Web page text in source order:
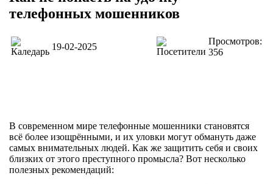
телефонных мошенников
19-02-2025
Просмотров:
356
В современном мире телефонные мошенники становятся
всё более изощрёнными, и их уловки могут обмануть даже
самых внимательных людей. Как же защитить себя и своих
близких от этого преступного промысла? Вот несколько
полезных рекомендаций: